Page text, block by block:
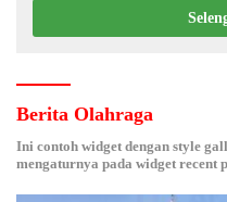
Berita Olahraga
Ini contoh widget dengan style
mengaturnya pada widget recent